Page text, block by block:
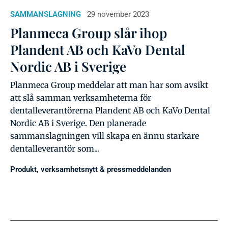
SAMMANSLAGNING 29 november 2023
Planmeca Group slår ihop
Plandent AB och KaVo Dental
Nordic AB i Sverige
Planmeca Group meddelar att man har som avsikt
att slå samman verksamheterna för
dentalleverantörerna Plandent AB och KaVo Dental
Nordic AB i Sverige. Den planerade
sammanslagningen vill skapa en ännu starkare
dentalleverantör som...
Produkt, verksamhetsnytt & pressmeddelanden